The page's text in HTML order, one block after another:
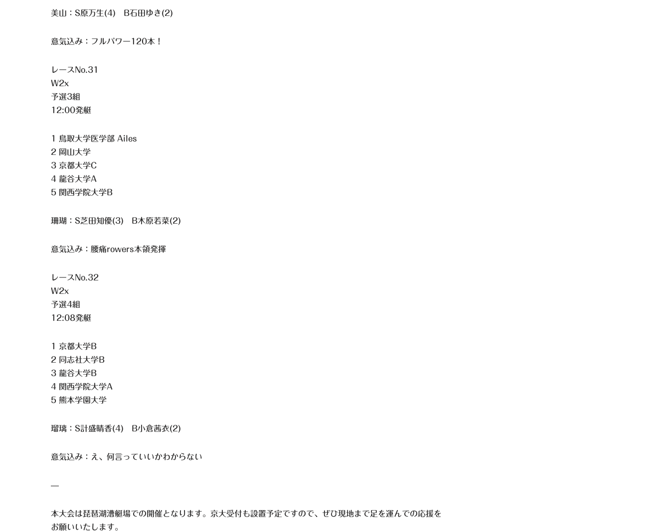
美山：S原万生(4) B石田ゆき(2)
意気込み：フルパワー120本！
レースNo.31
W2x
予選3組
12:00発艇
1 鳥取大学医学部 Ailes
2 岡山大学
3 京都大学C
4 龍谷大学A
5 関西学院大学B
珊瑚：S芝田知優(3) B木原若菜(2)
意気込み：腰痛rowers本領発揮
レースNo.32
W2x
予選4組
12:08発艇
1 京都大学B
2 同志社大学B
3 龍谷大学B
4 関西学院大学A
5 熊本学園大学
瑠璃：S計盛晴香(4) B小倉茜衣(2)
意気込み：え、何言っていいかわからない
—
本大会は琵琶湖漕艇場での開催となります。京大受付も設置予定ですので、ぜひ現地まで足を運んでの応援を
お願いいたします。